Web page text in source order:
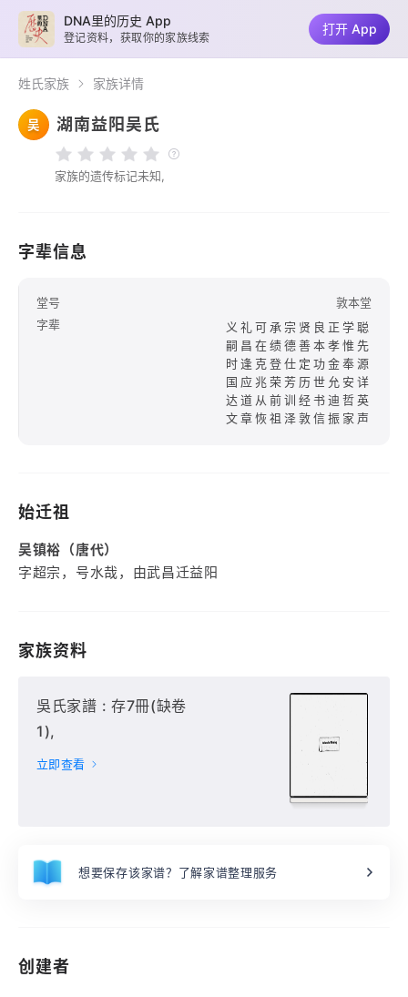
姓氏家族 家族详情
吴 湖南益阳吴氏
家族的遗传标记未知,
字辈信息
堂号
敦本堂
字辈
义礼可承宗贤良正学聪
嗣昌在绩德善本孝惟先
时逢克登仕定功金奉源
国应兆荣芳历世允安详
达道从前训经书迪哲英
文章恢祖泽敦信振家声
始迁祖
吴镇裕（唐代）
字超宗，号水哉，由武昌迁益阳
家族资料
吳氏家譜 : 存7冊(缺卷
1),
立即查看
想要保存该家谱？了解家谱整理服务
创建者
DNA里的历史 App
登记资料，获取你的家族线索
打开 App